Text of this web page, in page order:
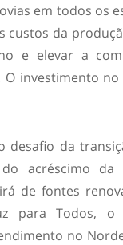
em todos os
custos da
e elevar a
investimento
desafio da
acréscimo da
de fontes
para Todos, o
no